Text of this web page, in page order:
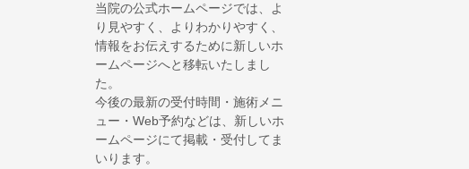
当院の公式ホームページでは、よ
り見やすく、よりわかりやすく、
情報をお伝えするために新しいホ
ームページへと移転いたしまし
た。
今後の最新の受付時間・施術メニ
ュー・Web予約などは、新しいホ
ームページにて掲載・受付してま
いります。